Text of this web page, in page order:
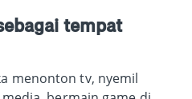
tempat
menonton tv, nyemil